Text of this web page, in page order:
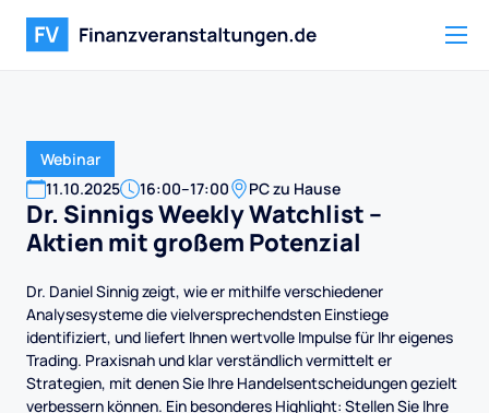
Webinar
11.10.2025 16:00–17:00 PC zu Hause
Dr. Sinnigs Weekly Watchlist –
Aktien mit großem Potenzial
Dr. Daniel Sinnig zeigt, wie er mithilfe verschiedener
Analysesysteme die vielversprechendsten Einstiege
identifiziert, und liefert Ihnen wertvolle Impulse für Ihr eigenes
Trading. Praxisnah und klar verständlich vermittelt er
Strategien, mit denen Sie Ihre Handelsentscheidungen gezielt
verbessern können. Ein besonderes Highlight: Stellen Sie Ihre